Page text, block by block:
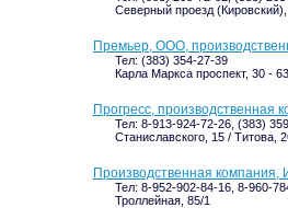
Северный проезд (Кировский),
Премьер, ООО,
Тел: (383) 354-27-39
Карла Маркса проспект, 30 -
Прогресс, производственная
Тел: 8-913-924-72-26, (383)
Станиславского, 15 / Титова,
Производственная
Тел: 8-952-902-84-16, 8-960-
Троллейная, 85/1